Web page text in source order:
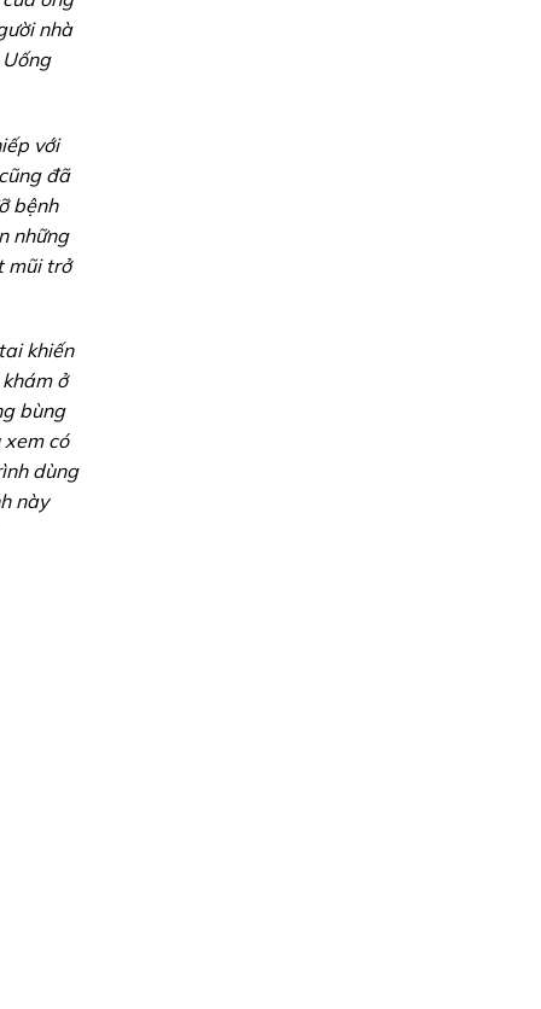
nhà
với
đã
bệnh
những
mũi trở
khiến
ở
bùng
có
dùng
này